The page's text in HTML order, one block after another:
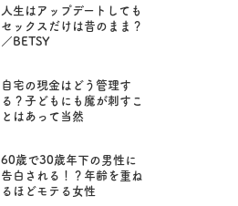
人生はアップデートしても
セックスだけは昔のまま？
／BETSY
自宅の現金はどう管理す
る？子どもにも魔が刺すこ
とはあって当然
60歳で30歳年下の男性に
告白される！？年齢を重ね
るほどモテる女性